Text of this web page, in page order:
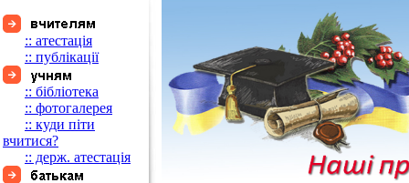
:: атестація
:: публікації
:: бібліотека
:: фотогалерея
:: куди піти
вчитися?
:: держ. атестація